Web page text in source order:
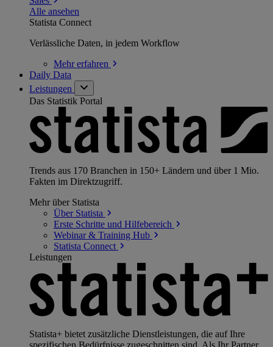
Alle ansehen
Statista Connect
Verlässliche Daten, in jedem Workflow
Mehrerfahren
Daily Data
Leistungen
Das Statistik Portal
Trends aus 170 Branchen in 150+ Ländern und über 1 Mio.
Fakten im Direktzugriff.
Mehr über Statista
Über Statista
Erste Schritte und Hilfebereich
Webinar & Training Hub
Statista Connect
Leistungen
Statista+ bietet zusätzliche Dienstleistungen, die auf Ihre
spezifischen Bedürfnisse zugeschnitten sind. Als Ihr Partner